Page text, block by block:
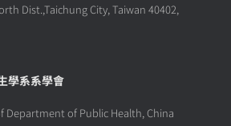
Dist.,Taichung City, Taiwan 40402,
學系系學會
Department of Public Health, China